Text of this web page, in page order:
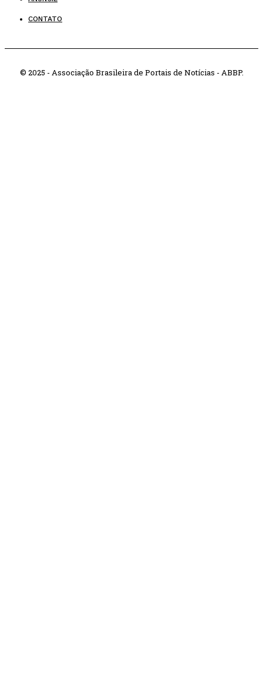
CONTATO
© 2025 - Associação Brasileira de Portais de Notícias - ABBP.